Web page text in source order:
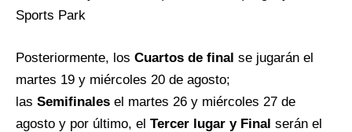
Sports Park
Posteriormente, los Cuartos de final se jugarán el
martes 19 y miércoles 20 de agosto;
las Semifinales el martes 26 y miércoles 27 de
agosto y por último, el Tercer lugar y Final serán el